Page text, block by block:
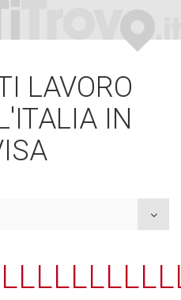
LAVORO
IN